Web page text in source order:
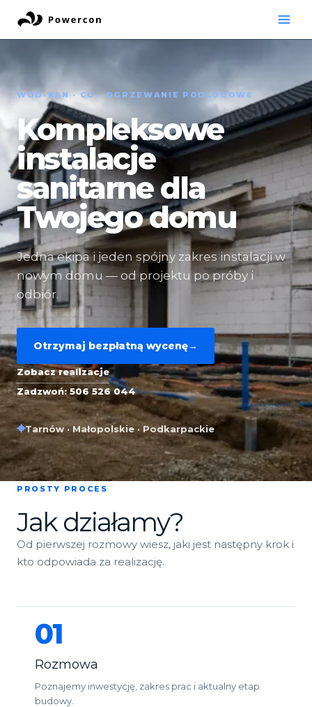
treści
WOD-KAN · CO · OGRZEWANIE PODŁOGOWE
Kompleksowe
instalacje
sanitarne dla
Twojego domu
Jedna ekipa i jeden spójny zakres instalacji w
nowym domu — od projektu po próby i
odbiór.
Otrzymaj bezpłatną wycenę→
Zobacz realizacje
Zadzwoń: 506 526 044
⌖Tarnów · Małopolskie · Podkarpackie
PROSTY PROCES
Jak działamy?
Od pierwszej rozmowy wiesz, jaki jest następny krok i
kto odpowiada za realizację.
01
Rozmowa
Poznajemy inwestycję, zakres prac i aktualny etap
budowy.